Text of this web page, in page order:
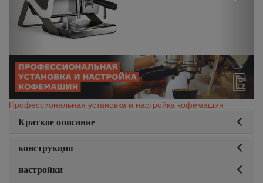
Профессиональная установка и настройка кофемашин
Краткое описание
конструкция
настройки